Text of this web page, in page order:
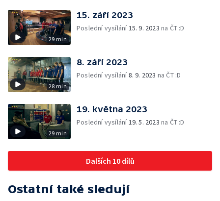
29 min
15. září 2023
Poslední vysílání15. 9. 2023 na ČT :D
28 min
8. září 2023
Poslední vysílání8. 9. 2023 na ČT :D
29 min
19. května 2023
Poslední vysílání19. 5. 2023 na ČT :D
Dalších 10 dílů
Ostatní také sledují